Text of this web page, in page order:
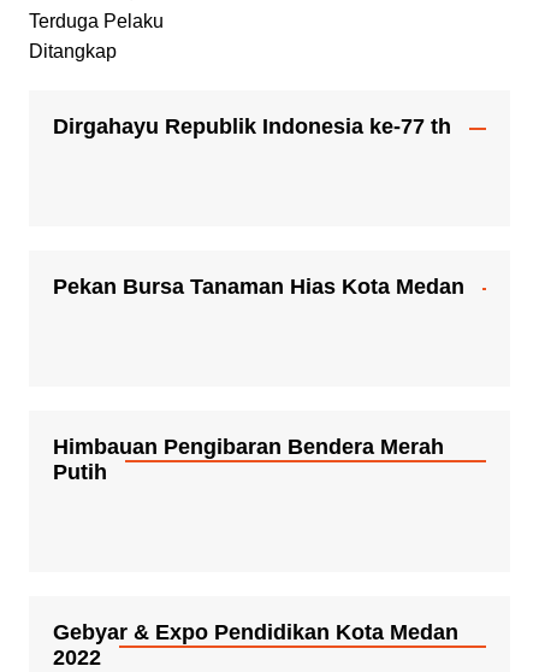
Dirgahayu Republik Indonesia ke-77 th
Pekan Bursa Tanaman Hias Kota Medan
Himbauan Pengibaran Bendera Merah
Putih
Gebyar & Expo Pendidikan Kota Medan
2022